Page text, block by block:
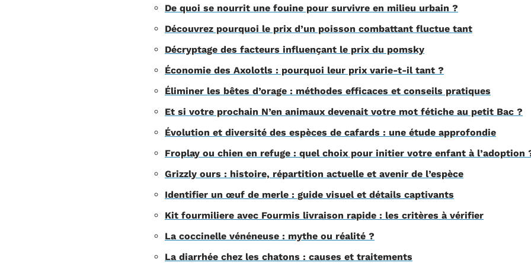
De quoi se nourrit une fouine pour survivre en milieu urbain ?
Découvrez pourquoi le prix d’un poisson combattant fluctue tant
Décryptage des facteurs influençant le prix du pomsky
Économie des Axolotls : pourquoi leur prix varie-t-il tant ?
Éliminer les bêtes d’orage : méthodes efficaces et conseils pratiques
Et si votre prochain N’en animaux devenait votre mot fétiche au petit Bac ?
Évolution et diversité des espèces de cafards : une étude approfondie
Froplay ou chien en refuge : quel choix pour initier votre enfant à l’adoption
Grizzly ours : histoire, répartition actuelle et avenir de l’espèce
Identifier un œuf de merle : guide visuel et détails captivants
Kit fourmiliere avec Fourmis livraison rapide : les critères à vérifier
La coccinelle vénéneuse : mythe ou réalité ?
La diarrhée chez les chatons : causes et traitements